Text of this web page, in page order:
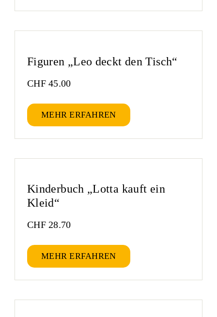
Figuren „Leo deckt den Tisch“
CHF45.00
MEHR ERFAHREN
Kinderbuch „Lotta kauft ein
Kleid“
CHF28.70
MEHR ERFAHREN